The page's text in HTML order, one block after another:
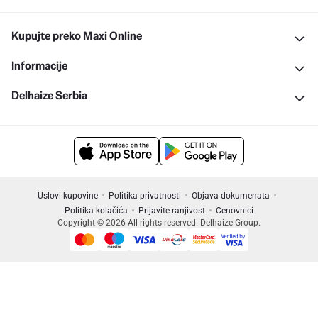
Kupujte preko Maxi Online
Informacije
Delhaize Serbia
Uslovi kupovine Politika privatnosti
Objava dokumenata
Politika kolačića
Prijavite ranjivost
Cenovnici
Copyright © 2026 All rights reserved. Delhaize Group.